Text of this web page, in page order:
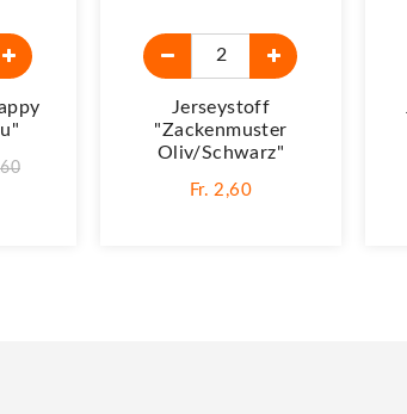
Jerseystoff
"Zackenmuster
Oliv/schwarz"
Fr. 2,60